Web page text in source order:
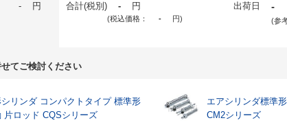
- 円 合計(税別) - 円
(税込価格： - 円)
出荷日 -
(参
てご検討ください
リンダ コンパクトタイプ 標準形
片ロッド CQSシリーズ
エアシリンダ標準
CM2シリーズ